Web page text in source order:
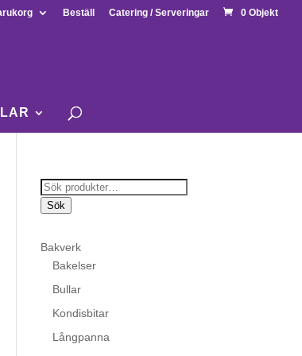
Beställ Catering / Serveringar 0 Objekt
Sök
efter:
Sök
Bakverk
Bakelser
Bullar
Kondisbitar
Långpanna